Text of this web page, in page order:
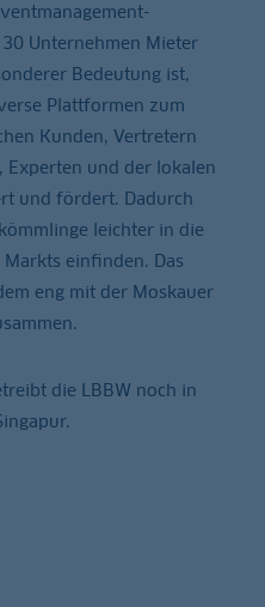
Unternehmen Mieter
Bedeutung ist,
Plattformen zum
Kunden, Vertretern
und der lokalen
und fördert. Dadurch
leichter in die
einfinden. Das
eng mit der Moskauer
die LBBW noch in